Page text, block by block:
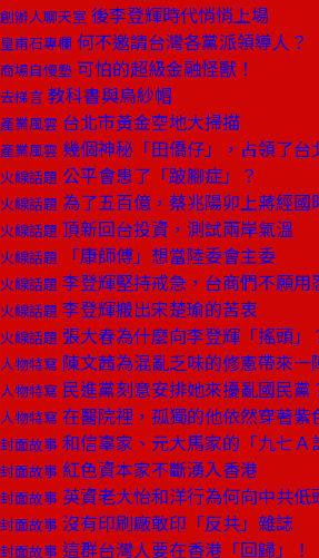
創辦人聊天室 後李登輝時代悄悄上場
皇甫石專欄 何不邀請台灣各黨派領導人？
商場自慢塾 可怕的超級金融怪獸！
去梯言 教科書與烏紗帽
產業風雲 台北市黃金空地大掃描
產業風雲 幾個神秘「田僑仔」，占領了台
火線話題 公平會患了「跛腳症」？
火線話題 為了五百億，蔡兆陽卯上蔣經國
火線話題 頂新回台投資，測試兩岸氣溫
火線話題 「康師傅」想當陸委會主委
火線話題 李登輝堅持戒急，台商們不願用
火線話題 李登輝搬出宋楚瑜的苦衷
火線話題 張大春為什麼向李登輝「搖頭」
人物特寫 陳文茜為混亂乏味的修憲帶來一
人物特寫 民進黨刻意安排她來擾亂國民黨
人物特寫 在醫院裡，孤獨的他依然穿著紫
封面故事 和信辜家、元大馬家的「九七Ａ
封面故事 紅色資本家不斷湧入香港
封面故事 英資老大怡和洋行為何向中共低
封面故事 沒有印刷廠敢印「反共」雜誌
封面故事 這群台灣人要在香港「回歸」！